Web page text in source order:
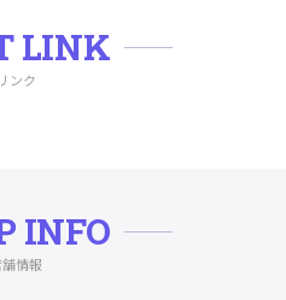
LINK
リンク
INFO
情報